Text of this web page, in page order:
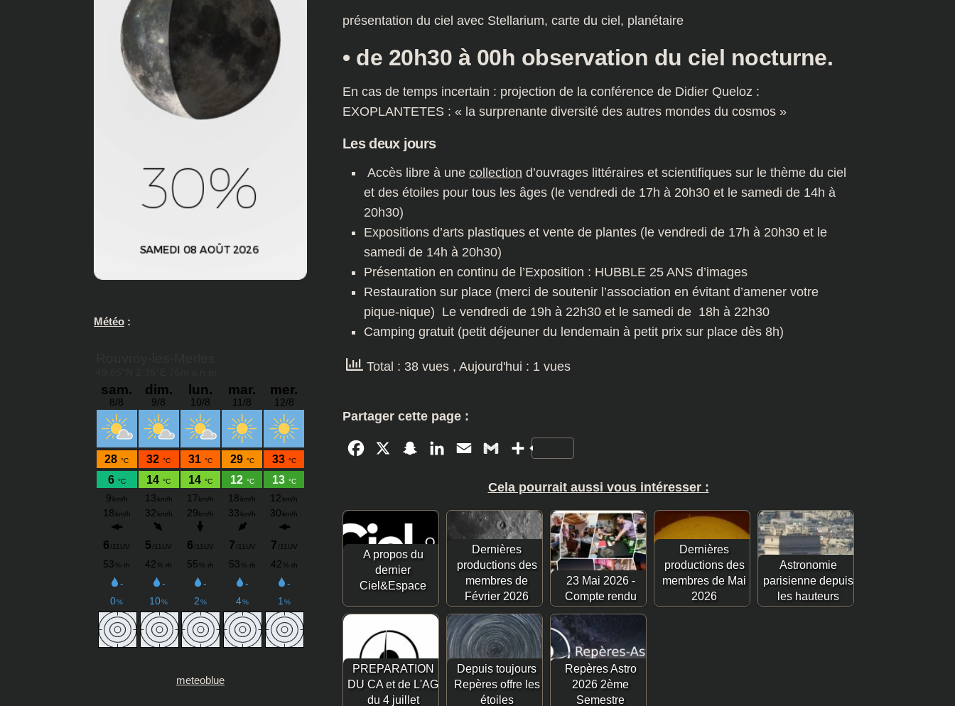
présentation du ciel avec Stellarium, carte du ciel, planétaire
• de 20h30 à 00h observation du ciel nocturne.
En cas de temps incertain : projection de la conférence de Didier Queloz :
EXOPLANTETES : « la surprenante diversité des autres mondes du cosmos »
Les deux jours
Accès libre à une collection d’ouvrages littéraires et scientifiques sur le thème du ciel
et des étoiles pour tous les âges (le vendredi de 17h à 20h30 et le samedi de 14h à
20h30)
Expositions d’arts plastiques et vente de plantes (le vendredi de 17h à 20h30 et le
samedi de 14h à 20h30)
Présentation en continu de l’Exposition : HUBBLE 25 ANS d’images
Restauration sur place (merci de soutenir l’association en évitant d’amener votre
pique-nique) Le vendredi de 19h à 22h30 et le samedi de 18h à 22h30
Camping gratuit (petit déjeuner du lendemain à petit prix sur place dès 8h)
Total : 38 vues , Aujourd'hui : 1 vues
Partager cette page :
Facebook SnapchatLinkedInEmail GmailPartager
Cela pourrait aussi vous intéresser :
A propos du
dernier
Ciel&Espace
Dernières
productions des
membres de
Février 2026
23 Mai 2026 -
Compte rendu
Dernières
productions des
membres de Mai
2026
Astronomie
parisienne depuis
les hauteurs
PREPARATION
DU CA et de L'AG
du 4 juillet
Depuis toujours
Repères offre les
étoiles
Repères Astro
2026 2ème
Semestre
Météo :
meteoblue